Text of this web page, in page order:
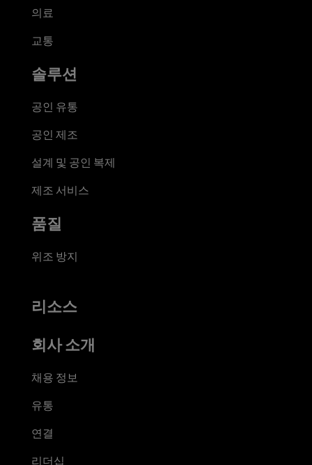
의료
교통
솔루션
공인 유통
공인 제조
설계 및 공인 복제
제조 서비스
품질
위조 방지
리소스
회사 소개
채용 정보
유통
연결
리더십